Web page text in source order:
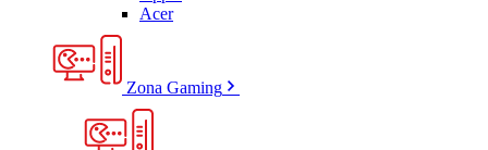
Acer
Zona Gaming